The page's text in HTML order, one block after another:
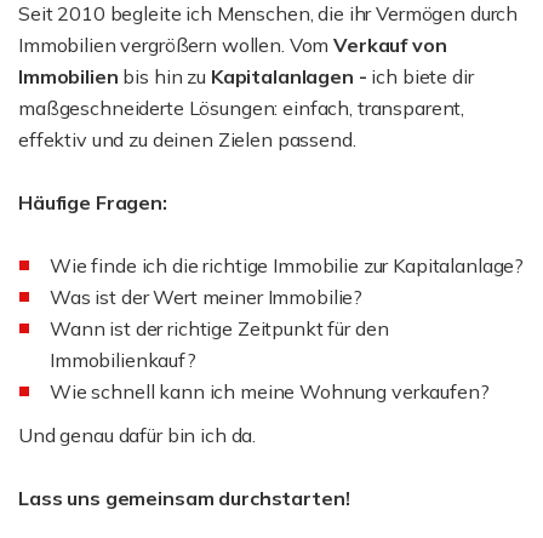
Seit 2010 begleite ich Menschen, die ihr Vermögen durch
Immobilien vergrößern wollen. Vom Verkauf von
Immobilien bis hin zu Kapitalanlagen - ich biete dir
maßgeschneiderte Lösungen: einfach, transparent,
effektiv und zu deinen Zielen passend.
Häufige Fragen:
Wie finde ich die richtige Immobilie zur Kapitalanlage?
Was ist der Wert meiner Immobilie?
Wann ist der richtige Zeitpunkt für den
Immobilienkauf?
Wie schnell kann ich meine Wohnung verkaufen?
Und genau dafür bin ich da.
Lass uns gemeinsam durchstarten!